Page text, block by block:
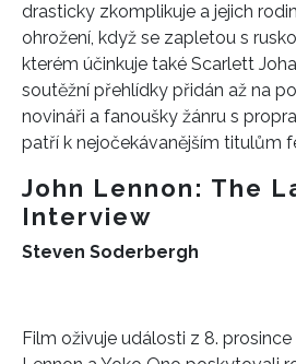
drasticky zkomplikuje a jejich
ohrožení, když se zapletou s
kterém účinkuje také Scarlett
soutěžní přehlídky přidán až na
novináři a fanoušky žánru s
patří k nejočekávanějším titulům
John Lennon: The
Interview
Steven Soderbergh
Film oživuje události z 8.